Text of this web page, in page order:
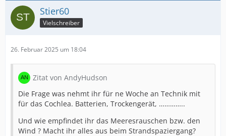
Stier60
Vielschreiber
26. Februar 2025 um 18:04
Zitat von AndyHudson
Die Frage was nehmt ihr für ne Woche an Technik mit
für das Cochlea. Batterien, Trockengerät, …………..
Und wie empfindet ihr das Meeresrauschen bzw. den
Wind ? Macht ihr alles aus beim Strandspaziergang?